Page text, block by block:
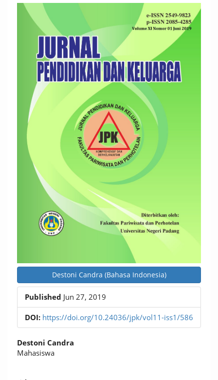
Article
Sidebar
Destoni Candra (Bahasa Indonesia)
Published Jun 27, 2019
DOI: https://doi.org/10.24036/jpk/vol11-iss1/586
Main
Article
Destoni Candra
Mahasiswa